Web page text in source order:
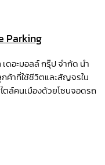
Parking
ดอะมอลล์ กรุ๊ป จำกัด นำ
ค้าที่ใช้ชีวิตและสัญจรใน
ล์คนเมืองด้วยโซนจอดรถ